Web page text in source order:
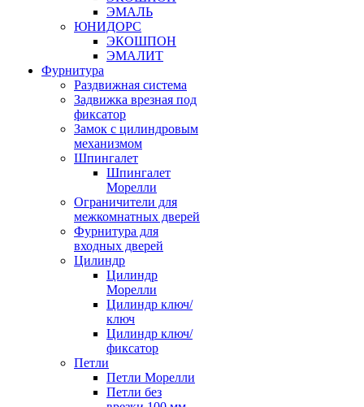
ЭМАЛЬ
ЮНИДОРС
ЭКОШПОН
ЭМАЛИТ
Фурнитура
Раздвижная система
Задвижка врезная под
фиксатор
Замок с цилиндровым
механизмом
Шпингалет
Шпингалет
Морелли
Ограничители для
межкомнатных дверей
Фурнитура для
входных дверей
Цилиндр
Цилиндр
Морелли
Цилиндр ключ/
ключ
Цилиндр ключ/
фиксатор
Петли
Петли Морелли
Петли без